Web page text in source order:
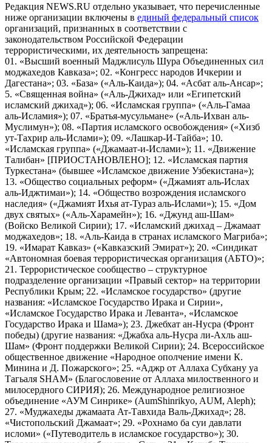
Редакция NEWS.RU отдельно указывает, что перечисленные
ниже организации включены в единый федеральный список
организаций, признанных в соответствии с
законодательством Российской Федерации
террористическими, их деятельность запрещена:
01. «Высший военный Маджлисуль Шура Объединенных сил
моджахедов Кавказа»; 02. «Конгресс народов Ичкерии и
Дагестана»; 03. «База» («Аль-Каида»); 04. «Асбат аль-Ансар»;
5. «Священная война» («Аль-Джихад» или «Египетский
исламский джихад»); 06. «Исламская группа» («Аль-Гамаа
аль-Исламия»); 07. «Братья-мусульмане» («Аль-Ихван аль-
Муслимун»); 08. «Партия исламского освобождения» («Хизб
ут-Тахрир аль-Ислами»); 09. «Лашкар-И-Тайба»; 10.
«Исламская группа» («Джамаат-и-Ислами»); 11. «Движение
Талибан» [ПРИОСТАНОВЛЕНО]; 12. «Исламская партия
Туркестана» (бывшее «Исламское движение Узбекистана»);
13. «Общество социальных реформ» («Джамият аль-Ислах
аль-Иджтимаи»); 14. «Общество возрождения исламского
наследия» («Джамият Ихья ат-Тураз аль-Ислами»); 15. «Дом
двух святых» («Аль-Харамейн»); 16. «Джунд аш-Шам»
(Войско Великой Сирии); 17. «Исламский джихад – Джамаат
моджахедов»; 18. «Аль-Каида в странах исламского Магриба»;
19. «Имарат Кавказ» («Кавказский Эмират»); 20. «Синдикат
«Автономная боевая террористическая организация (АБТО)»;
21. Террористическое сообщество – структурное
подразделение организации «Правый сектор» на территории
Республики Крым; 22. «Исламское государство» (другие
названия: «Исламское Государство Ирака и Сирии»,
«Исламское Государство Ирака и Леванта», «Исламское
Государство Ирака и Шама»); 23. Джебхат ан-Нусра (Фронт
победы) (другие названия: «Джабха аль-Нусра ли-Ахль аш-
Шам» (Фронт поддержки Великой Сирии); 24. Всероссийское
общественное движение «Народное ополчение имени К.
Минина и Д. Пожарского»; 25. «Аджр от Аллаха Субхану уа
Тагьаля SHAM» (Благословение от Аллаха милоственного и
милосердного СИРИЯ); 26. Международное религиозное
объединение «АУМ Синрике» (AumShinrikyo, AUM, Aleph);
27. «Муджахеды джамаата Ат-Тавхида Валь-Джихад»; 28.
«Чистопольский Джамаат»; 29. «Рохнамо ба суи давлати
исломи» («Путеводитель в исламское государство»); 30.